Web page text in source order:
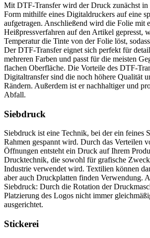
Mit DTF-Transfer wird der Druck zunächst in
Form mithilfe eines Digitaldruckers auf eine
aufgetragen. Anschließend wird die Folie mit
Heißpressverfahren auf den Artikel gepresst,
Temperatur die Tinte von der Folie löst,
Der DTF-Transfer eignet sich perfekt für
mehreren Farben und passt für die meisten
flachen Oberfläche. Die Vorteile des DTF-
Digitaltransfer sind die noch höhere Qualität
Rändern. Außerdem ist er nachhaltiger und
Abfall.
Siebdruck
Siebdruck ist eine Technik, bei der ein feines
Rahmen gespannt wird. Durch das Verteilen
Öffnungen entsteht ein Druck auf Ihrem
Drucktechnik, die sowohl für grafische
Industrie verwendet wird. Textilien können
aber auch Druckplatten finden Verwendung.
Siebdruck: Durch die Rotation der
Platzierung des Logos nicht immer
ausgerichtet.
Stickerei